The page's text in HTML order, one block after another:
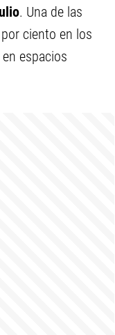
. Una de las
ciento en los
espacios